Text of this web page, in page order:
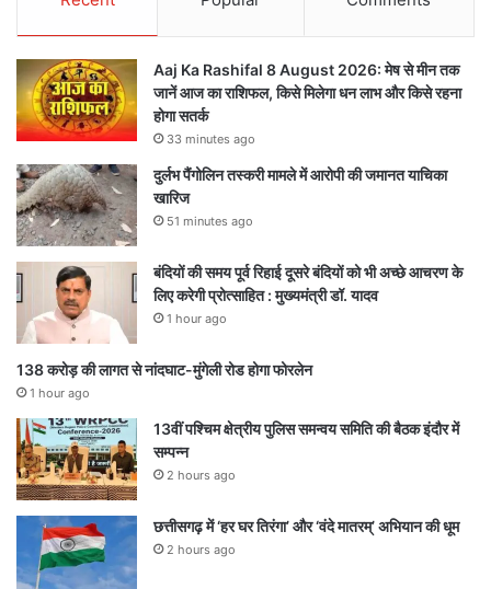
Aaj Ka Rashifal 8 August 2026: मेष से मीन तक
जानें आज का राशिफल, किसे मिलेगा धन लाभ और किसे रहना
होगा सतर्क
33 minutes ago
दुर्लभ पैंगोलिन तस्करी मामले में आरोपी की जमानत याचिका
खारिज
51 minutes ago
बंदियों की समय पूर्व रिहाई दूसरे बंदियों को भी अच्छे आचरण के
लिए करेगी प्रोत्साहित : मुख्यमंत्री डॉ. यादव
1 hour ago
138 करोड़ की लागत से नांदघाट-मुंगेली रोड होगा फोरलेन
1 hour ago
13वीं पश्चिम क्षेत्रीय पुलिस समन्वय समिति की बैठक इंदौर में
सम्पन्न
2 hours ago
छत्तीसगढ़ में ‘हर घर तिरंगा’ और ‘वंदे मातरम्’ अभियान की धूम
2 hours ago